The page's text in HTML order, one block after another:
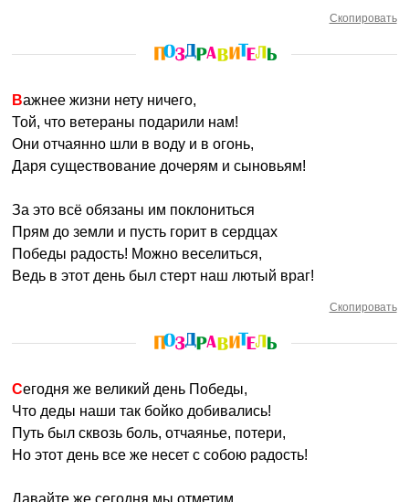
Скопировать
Важнее жизни нету ничего,
Той, что ветераны подарили нам!
Они отчаянно шли в воду и в огонь,
Даря существование дочерям и сыновьям!
За это всё обязаны им поклониться
Прям до земли и пусть горит в сердцах
Победы радость! Можно веселиться,
Ведь в этот день был стерт наш лютый враг!
Скопировать
Сегодня же великий день Победы,
Что деды наши так бойко добивались!
Путь был сквозь боль, отчаянье, потери,
Но этот день все же несет с собою радость!
Давайте же сегодня мы отметим